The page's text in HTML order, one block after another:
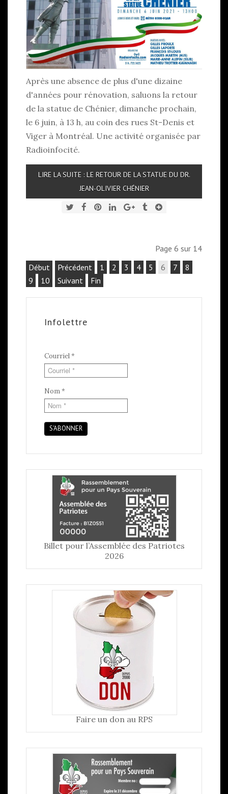
Après une absence de plus d'une dizaine
d'années pour rénovation, saluons la retour
de la statue de Chénier, dimanche prochain,
le 6 juin, à 13 h, au coin des rues St-Denis et
Viger à Montréal. Une activité organisée par
Radioinfocité.
LIRE LA SUITE : LE RETOUR DE LA STATUE DU DR.
JEAN-OLIVIER CHÉNIER
Page 6 sur 14
Début
Précédent 1 2 3 4 5 6 7
8
9
10 Suivant Fin
Infolettre
Courriel*
Nom*
S'ABONNER
Billet pour l’Assemblée des Patriotes
2026
Faire un don au RPS